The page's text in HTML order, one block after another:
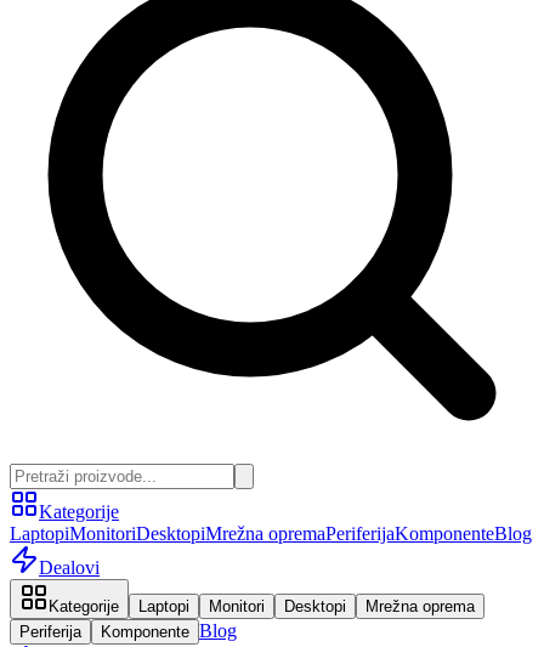
Kategorije
LaptopiMonitoriDesktopiMrežna opremaPeriferijaKomponenteBlog
Dealovi
Kategorije Laptopi Monitori Desktopi
Mrežna oprema
Periferija
Komponente Blog